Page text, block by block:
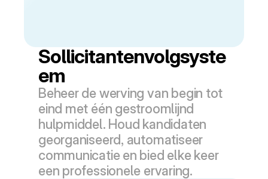
Sollicitantenvolgsyste
em
Beheer de werving van begin tot
eind met één gestroomlijnd
hulpmiddel. Houd kandidaten
georganiseerd, automatiseer
communicatie en bied elke keer
een professionele ervaring.